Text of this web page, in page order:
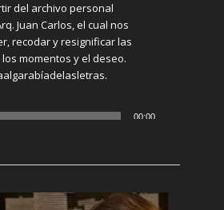
del archivo personal
Juan Carlos, el cual nos
recodar y resignificar las
momentos y el deseo.
00:00